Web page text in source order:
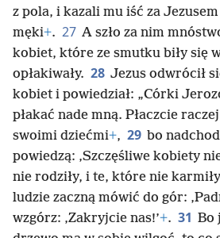
z pola, i kazali mu iść za
męki+. 27 A szło za nim
kobiet, które ze smutku biły się
opłakiwały. 28 Jezus odwrócił
kobiet i powiedział: „Córki
płakać nade mną. Płaczcie
swoimi dziećmi+, 29 bo
powiedzą: ‚Szczęśliwe kobiety
nie rodziły, i te, które nie karmiły
ludzie zaczną mówić do gór:
wzgórz: ‚Zakryjcie nas!’+. 31 Bo